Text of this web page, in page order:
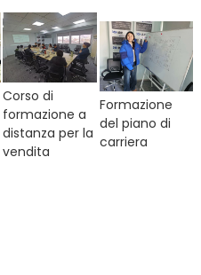
Corso di
formazione a
distanza per la
vendita
Formazione
del piano di
carriera